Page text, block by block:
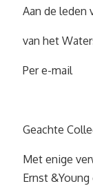
Aan de leden
van het
Per e-mail
Geachte
Met enige
Ernst